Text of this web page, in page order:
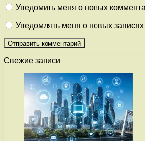
Уведомить меня о новых
Уведомлять меня о новых записях
Свежие записи